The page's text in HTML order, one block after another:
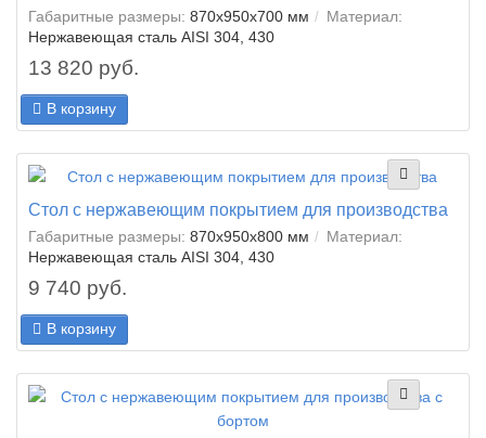
Габаритные размеры: 870x950x700 мм
Материал:
Нержавеющая сталь AISI 304, 430
13 820 руб.
В корзину
Стол с нержавеющим покрытием для производства
Габаритные размеры: 870x950x800 мм
Материал:
Нержавеющая сталь AISI 304, 430
9 740 руб.
В корзину